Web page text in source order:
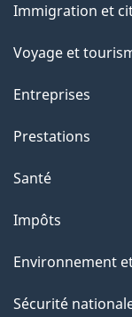
sujets
Immigration et
Voyage et
Entreprises
Prestations
Santé
Impôts
Environnement
Sécurité